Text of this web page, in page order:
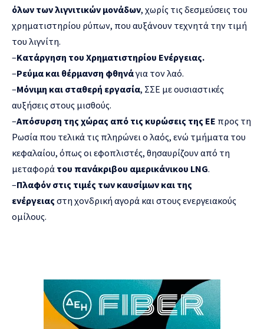
όλων των λιγνιτικών μονάδων, χωρίς τις δεσμεύσεις του
χρηματιστηρίου ρύπων, που αυξάνουν τεχνητά την τιμή
του λιγνίτη.
–Κατάργηση του Χρηματιστηρίου Ενέργειας.
–Ρεύμα και θέρμανση φθηνάγια τον λαό.
–Μόνιμη και σταθερή εργασία, ΣΣΕ με ουσιαστικές
αυξήσεις στους μισθούς.
–Απόσυρση της χώρας από τις κυρώσεις της ΕΕ προς τη
Ρωσία που τελικά τις πληρώνει ο λαός, ενώ τμήματα του
κεφαλαίου, όπως οι εφοπλιστές, θησαυρίζουν από τη
μεταφορά του πανάκριβου αμερικάνικου LNG.
–Πλαφόν στις τιμές των καυσίμων και της
ενέργειας στη χονδρική αγορά και στους ενεργειακούς
ομίλους.